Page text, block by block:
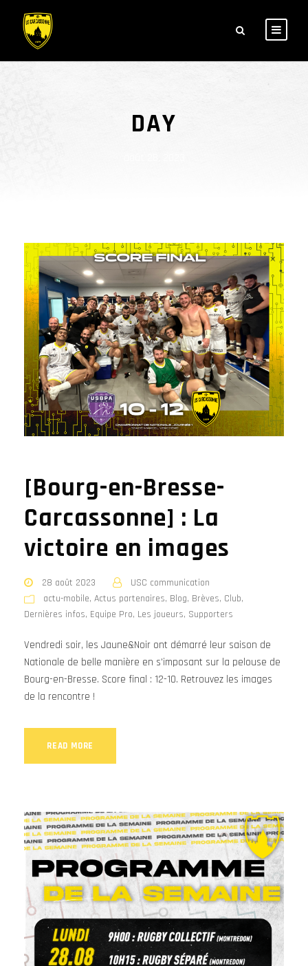
DAY
[Bourg-en-Bresse-
Carcassonne] : La
victoire en images
28 août 2023
USC communication
actu-mobile, Actus partenaires, Blog, Brèves, Club,
Dernières infos, Equipe Pro, Les joueurs, Supporters
Vendredi soir, les Jaune&Noir ont démarré leur saison de
Nationale de belle manière en s'imposant sur la pelouse de
Bourg-en-Bresse. Score final : 12-10. Retrouvez les images
de la rencontre !
READ MORE